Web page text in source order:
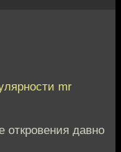
mr
откровения давно